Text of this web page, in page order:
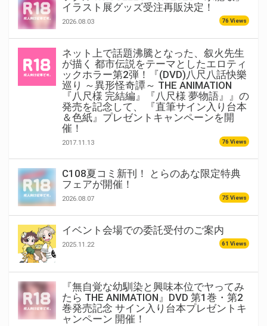
イラスト展グッズ受注再販決定！
2026.08.03 76 Views
ネット上で話題沸騰となった、叙火先生
が描く 都市伝説をテーマとしたエロティ
ックホラー第2弾！『(DVD)八尺八話快樂
巡り ～異形怪奇譚～ THE ANIMATION
『八尺様 完結編』『八尺様 夢物語』』の
発売を記念して、 『直筆サイン入り台本
＆色紙』プレゼントキャンペーンを開
催！
2017.11.13 76 Views
C108夏コミ新刊！ とらのあな限定特典
フェアが開催！
2026.08.07 75 Views
イベント会場での委託受付のご案内
2025.11.22 61 Views
『無自覚な幼馴染と興味本位でヤってみ
たら THE ANIMATION』DVD 第1巻・第2
巻発売記念 サイン入り台本プレゼントキ
ャンペーン 開催！